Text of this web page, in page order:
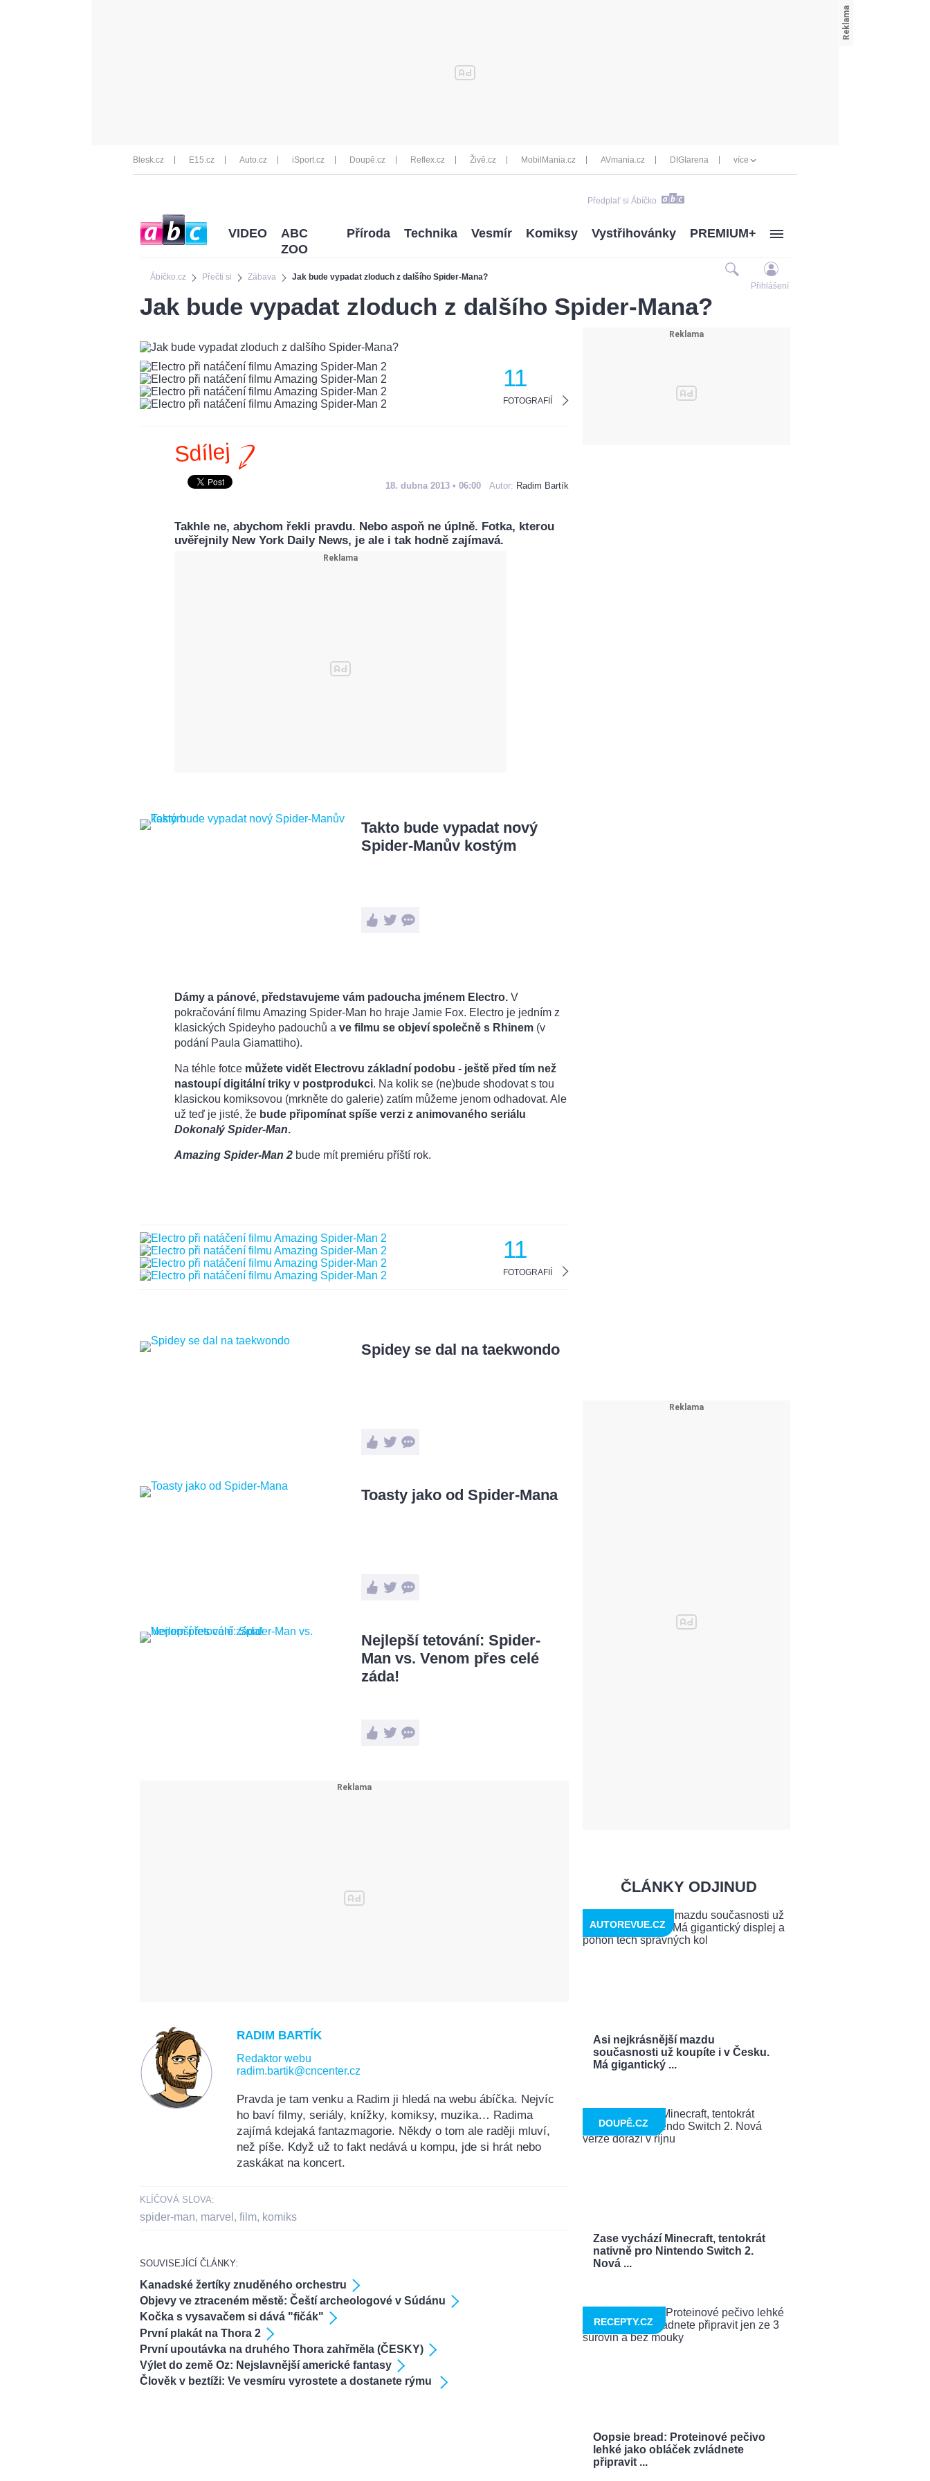
Blesk.cz E15.cz Auto.cz iSport.cz Doupě.cz Reflex.cz Živě.cz MobilMania.cz AVmania.cz DIGIarena více
Předplať si Ábíčko
Ábíčko.cz Přečti si Zábava Jak bude vypadat zloduch z dalšího Spider-Mana?
VIDEO
ABC
ZOO
Příroda Technika Vesmír Komiksy Vystřihovánky PREMIUM+
Přihlášení
Jak bude vypadat zloduch z dalšího Spider-Mana?
11
FOTOGRAFIÍ
Sdílej
18. dubna 2013 • 06:00 Autor: Radim Bartík
Takhle ne, abychom řekli pravdu. Nebo aspoň ne úplně. Fotka, kterou
uvěřejnily New York Daily News, je ale i tak hodně zajímavá.
Takto bude vypadat nový
Spider-Manův kostým
Dámy a pánové, představujeme vám padoucha jménem Electro. V
pokračování filmu Amazing Spider-Man ho hraje Jamie Fox. Electro je jedním z
klasických Spideyho padouchů a ve filmu se objeví společně s Rhinem (v
podání Paula Giamattiho).
Na téhle fotce můžete vidět Electrovu základní podobu - ještě před tím než
nastoupí digitální triky v postprodukci. Na kolik se (ne)bude shodovat s tou
klasickou komiksovou (mrkněte do galerie) zatím můžeme jenom odhadovat. Ale
už teď je jisté, že bude připomínat spíše verzi z animovaného seriálu
Dokonalý Spider-Man.
Amazing Spider-Man 2 bude mít premiéru příští rok.
11
FOTOGRAFIÍ
Spidey se dal na taekwondo
Toasty jako od Spider-Mana
Nejlepší tetování: Spider-
Man vs. Venom přes celé
záda!
RADIM BARTÍK
Redaktor webu
radim.bartik@cncenter.cz
Pravda je tam venku a Radim ji hledá na webu ábíčka. Nejvíc
ho baví filmy, seriály, knížky, komiksy, muzika… Radima
zajímá kdejaká fantazmagorie. Někdy o tom ale raději mluví,
než píše. Když už to fakt nedává u kompu, jde si hrát nebo
zaskákat na koncert.
KLÍČOVÁ SLOVA:
spider-man, marvel , film, komiks
SOUVISEJÍCÍ ČLÁNKY:
Kanadské žertíky znuděného orchestru
Objevy ve ztraceném městě: Čeští archeologové v Súdánu
Kočka s vysavačem si dává "fičák"
První plakát na Thora 2
První upoutávka na druhého Thora zahřměla (ČESKY)
Výlet do země Oz: Nejslavnější americké fantasy
Člověk v beztíži: Ve vesmíru vyrostete a dostanete rýmu
ČLÁNKY ODJINUD
Asi nejkrásnější mazdu
současnosti už koupíte i v Česku.
Má gigantický ...
AUTOREVUE.CZ
Zase vychází Minecraft, tentokrát
nativně pro Nintendo Switch 2.
Nová ...
DOUPĚ.CZ
Oopsie bread: Proteinové pečivo
lehké jako obláček zvládnete
připravit ...
RECEPTY.CZ